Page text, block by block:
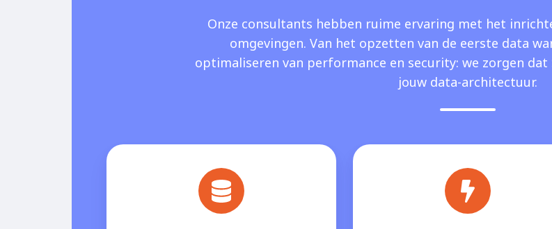
Onze consultants hebben ruime ervaring met het
omgevingen. Van het opzetten van de eerste data
optimaliseren van performance en security: we zorgen
jouw data-architectuur.